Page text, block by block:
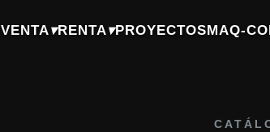
VENTA▾RENTA▾PROYECTOSMAQ-